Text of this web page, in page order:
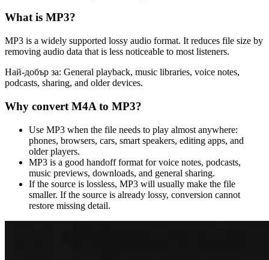
What is MP3?
MP3 is a widely supported lossy audio format. It reduces file size by
removing audio data that is less noticeable to most listeners.
Най-добър за: General playback, music libraries, voice notes,
podcasts, sharing, and older devices.
Why convert M4A to MP3?
Use MP3 when the file needs to play almost anywhere:
phones, browsers, cars, smart speakers, editing apps, and
older players.
MP3 is a good handoff format for voice notes, podcasts,
music previews, downloads, and general sharing.
If the source is lossless, MP3 will usually make the file
smaller. If the source is already lossy, conversion cannot
restore missing detail.